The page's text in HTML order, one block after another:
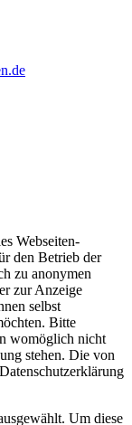
Webseiten-
den Betrieb der
zu anonymen
zur Anzeige
selbst
Bitte
womöglich nicht
stehen. Die von
Um diese